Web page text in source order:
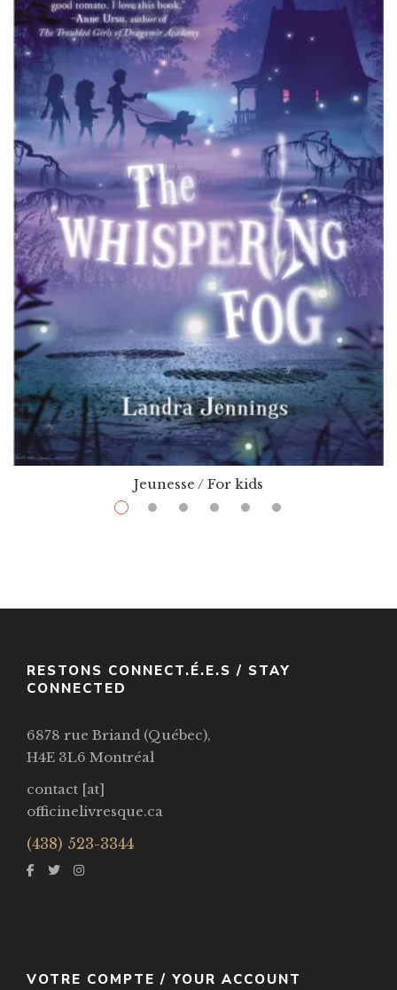
Jeunesse / For kids
$ 11.99 $25.29
RESTONS CONNECT.É.E.S / STAY
CONNECTED
6878 rue Briand (Québec),
H4E 3L6 Montréal
contact [at]
officinelivresque.ca
(438) 523-3344
VOTRE COMPTE / YOUR ACCOUNT